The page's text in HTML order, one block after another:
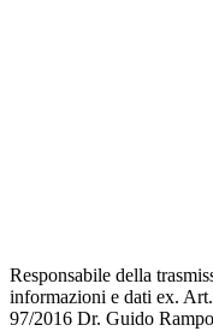
Responsabile della trasmissione e pubblicazione di documenti
informazioni e dati ex.
97/2016 Dr. Guido